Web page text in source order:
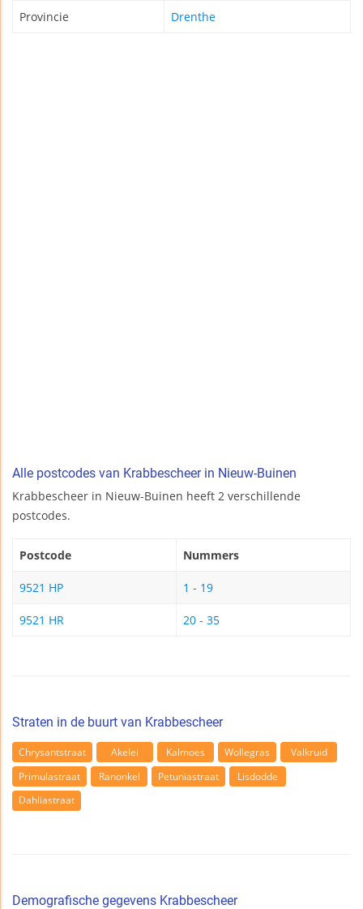
Provincie Drenthe
Alle postcodes van Krabbescheer in Nieuw-Buinen
Krabbescheer in Nieuw-Buinen heeft 2 verschillende
postcodes.
Postcode Nummers
9521 HP 1 - 19
9521 HR 20 - 35
Straten in de buurt van Krabbescheer
Chrysantstraat Akelei Kalmoes Wollegras
Valkruid
Primulastraat
Ranonkel Petuniastraat
Lisdodde
Dahliastraat
Demografische gegevens Krabbescheer